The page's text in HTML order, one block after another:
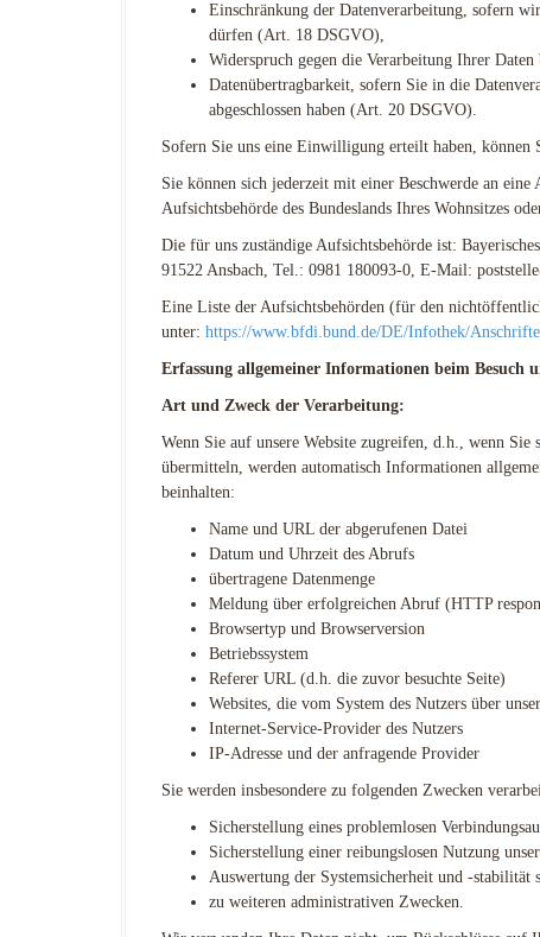
Einschränkung der Datenverarbeitung, sofern
dürfen (Art. 18 DSGVO),
Widerspruch gegen die Verarbeitung Ihrer
Datenübertragbarkeit, sofern Sie in die
abgeschlossen haben (Art. 20 DSGVO).
Sofern Sie uns eine Einwilligung erteilt haben,
Sie können sich jederzeit mit einer Beschwerde an
Aufsichtsbehörde des Bundeslands Ihres Wohnsitzes
Die für uns zuständige Aufsichtsbehörde ist:
91522 Ansbach, Tel.: 0981 180093-0, E-Mail:
Eine Liste der Aufsichtsbehörden (für den
unter: https://www.bfdi.bund.de/DE/Infothek/
Erfassung allgemeiner Informationen beim Besuch
Art und Zweck der Verarbeitung:
Wenn Sie auf unsere Website zugreifen, d.h., wenn
übermitteln, werden automatisch Informationen
beinhalten:
Name und URL der abgerufenen Datei
Datum und Uhrzeit des Abrufs
übertragene Datenmenge
Meldung über erfolgreichen Abruf (HTTP
Browsertyp und Browserversion
Betriebssystem
Referer URL (d.h. die zuvor besuchte Seite)
Websites, die vom System des Nutzers über
Internet-Service-Provider des Nutzers
IP-Adresse und der anfragende Provider
Sie werden insbesondere zu folgenden Zwecken
Sicherstellung eines problemlosen
Sicherstellung einer reibungslosen Nutzung
Auswertung der Systemsicherheit und -stabilität
zu weiteren administrativen Zwecken.